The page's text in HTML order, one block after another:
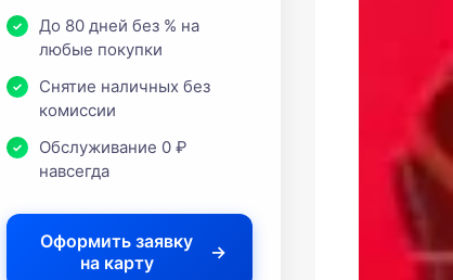
До 80 дней без % на
любые покупки
Снятие наличных без
комиссии
Обслуживание 0 ₽
навсегда
Оформить заявку
на карту